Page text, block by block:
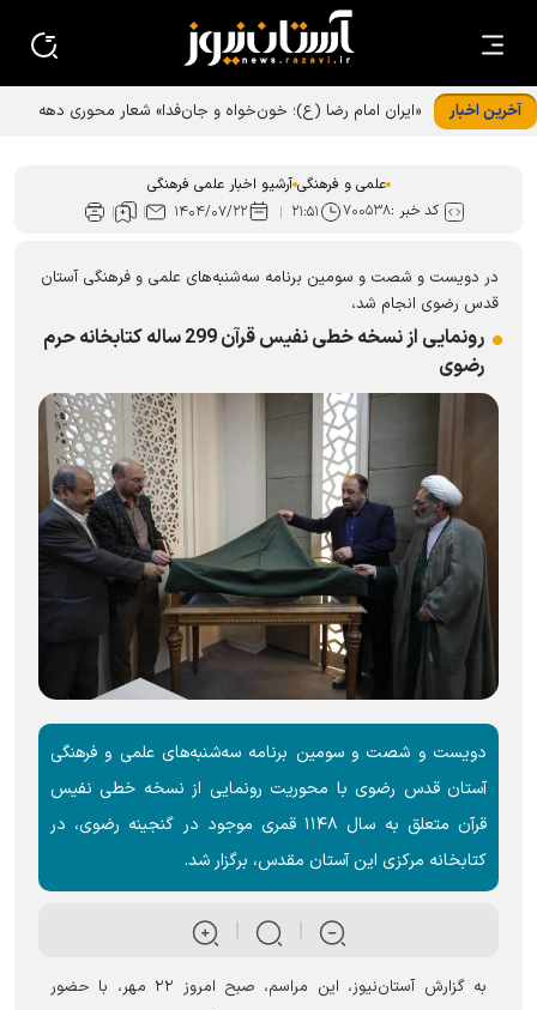
آخرین اخبار
«ایران امام رضا (ع)؛ خون‌خواه و جان‌فدا» شعار محوری دهه
علمی و فرهنگی آرشیو اخبار علمی فرهنگی
کد خبر :۷۰۰۵۳۸ ۲۱:۵۱ ۱۴۰۴/۰۷/۲۲
در دویست و شصت و سومین برنامه سه‌شنبه‌های علمی و فرهنگی آستان
قدس رضوی انجام شد،
رونمایی از نسخه خطی نفیس قرآن 299 ساله کتابخانه حرم
رضوی
دویست و شصت و سومین برنامه سه‌شنبه‌های علمی و فرهنگی
آستان قدس رضوی با محوریت رونمایی از نسخه خطی نفیس
قرآن متعلق به سال ۱۱۴۸ قمری موجود در گنجینه رضوی، در
کتابخانه مرکزی این آستان مقدس، برگزار شد.
به گزارش آستان‌نیوز، این مراسم، صبح امروز ۲۲ مهر، با حضور